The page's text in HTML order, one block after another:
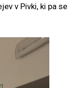
v Pivki, ki pa se